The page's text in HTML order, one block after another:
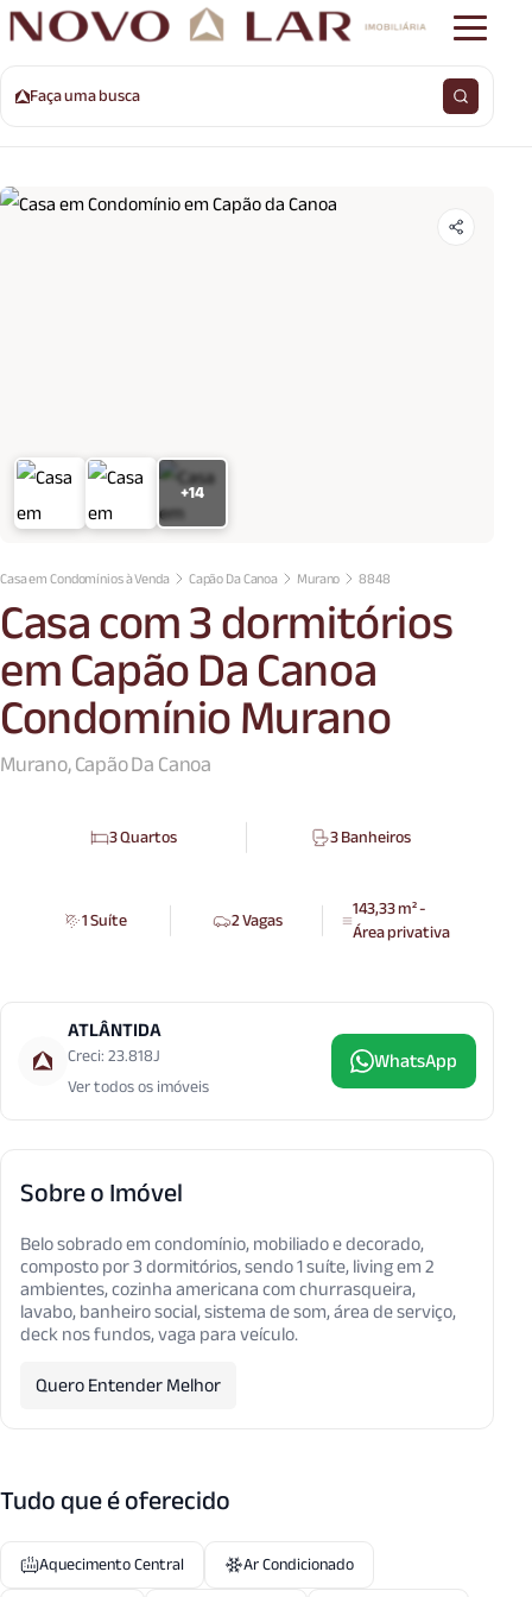
Faça uma busca
+14
Casa em Condomínios à Venda Capão Da Canoa Murano 8848
Casa com 3 dormitórios
em Capão Da Canoa
Condomínio Murano
Murano, Capão Da Canoa
3 Quartos 3 Banheiros
1 Suíte 2 Vagas 143,33 m² -
Área privativa
ATLÂNTIDA
Creci: 23.818J
Ver todos os imóveis
WhatsApp
Sobre o Imóvel
Belo sobrado em condomínio, mobiliado e decorado,
composto por 3 dormitórios, sendo 1 suíte, living em 2
ambientes, cozinha americana com churrasqueira,
lavabo, banheiro social, sistema de som, área de serviço,
deck nos fundos, vaga para veículo.
Quero Entender Melhor
Tudo que é oferecido
Aquecimento Central
Ar Condicionado